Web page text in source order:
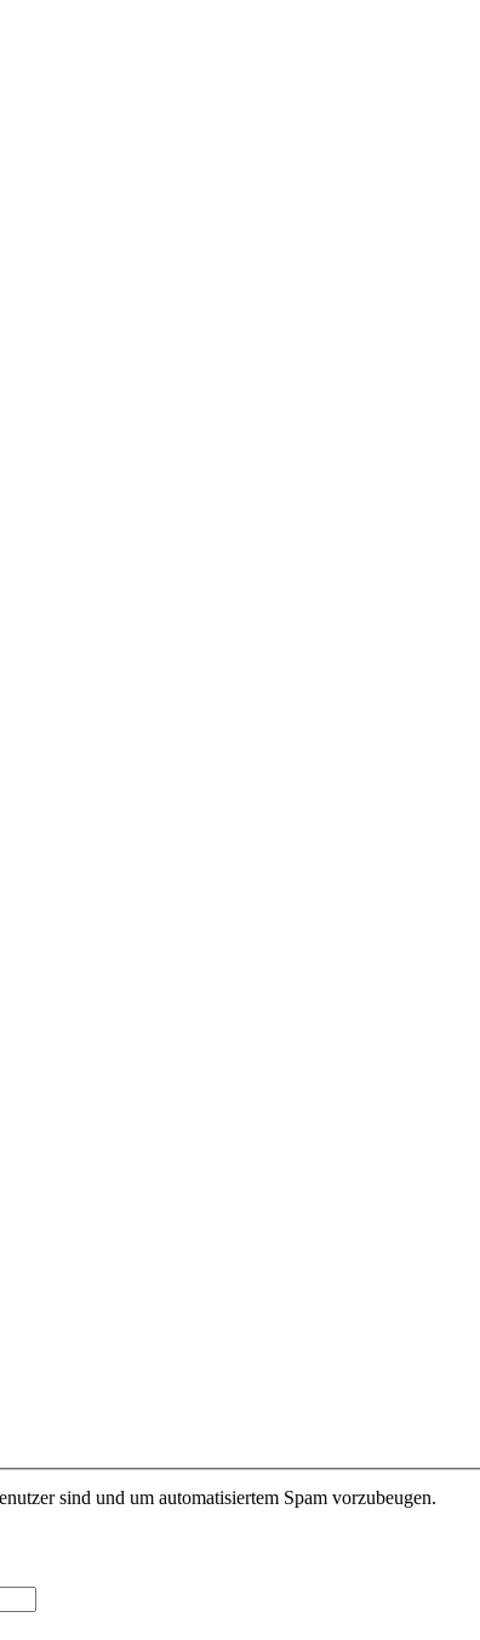
sind und um automatisiertem Spam vorzubeugen.